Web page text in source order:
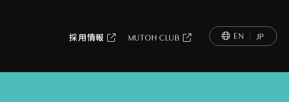
採用情報 MUTOH CLUB EN JP